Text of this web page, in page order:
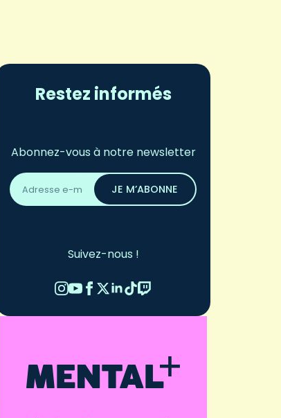
Restez informés
Abonnez-vous à notre newsletter
Adresse
email
*
JE M’ABONNE
Suivez-nous !